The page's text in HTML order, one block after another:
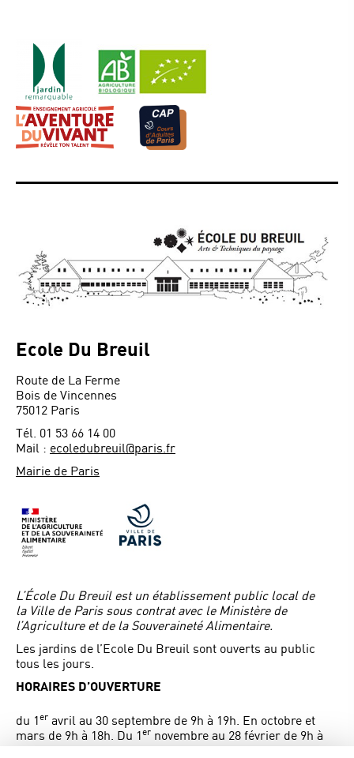
Ecole Du Breuil
Route de La Ferme
Bois de Vincennes
75012 Paris
Tél. 01 53 66 14 00
Mail : ecoledubreuil@paris.fr
Mairie de Paris
L’École Du Breuil est un établissement public local de
la Ville de Paris sous contrat avec le Ministère de
l’Agriculture et de la Souveraineté Alimentaire.
Les jardins de l’Ecole Du Breuil sont ouverts au public
tous les jours.
HORAIRES D’OUVERTURE
du 1er avril au 30 septembre de 9h à 19h. En octobre et
mars de 9h à 18h. Du 1er novembre au 28 février de 9h à
17h.